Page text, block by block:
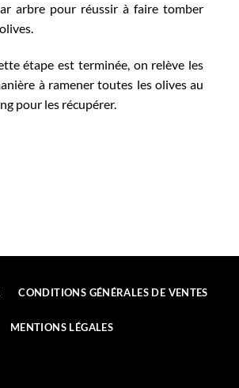
arbre pour réussir à faire tomber
étape est terminée, on relève les
à ramener toutes les olives au
pour les récupérer.
CONDITIONS GÉNÉRALES DE VENTES
MENTIONS LÉGALES